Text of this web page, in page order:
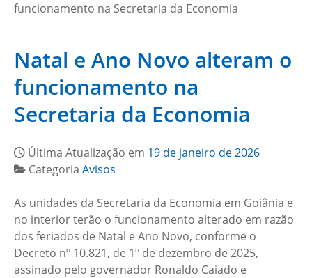
funcionamento na Secretaria da Economia
Natal e Ano Novo alteram o
funcionamento na
Secretaria da Economia
Última Atualização em 19 de janeiro de 2026
Categoria Avisos
As unidades da Secretaria da Economia em Goiânia e
no interior terão o funcionamento alterado em razão
dos feriados de Natal e Ano Novo, conforme o
Decreto nº 10.821, de 1º de dezembro de 2025,
assinado pelo governador Ronaldo Caiado e